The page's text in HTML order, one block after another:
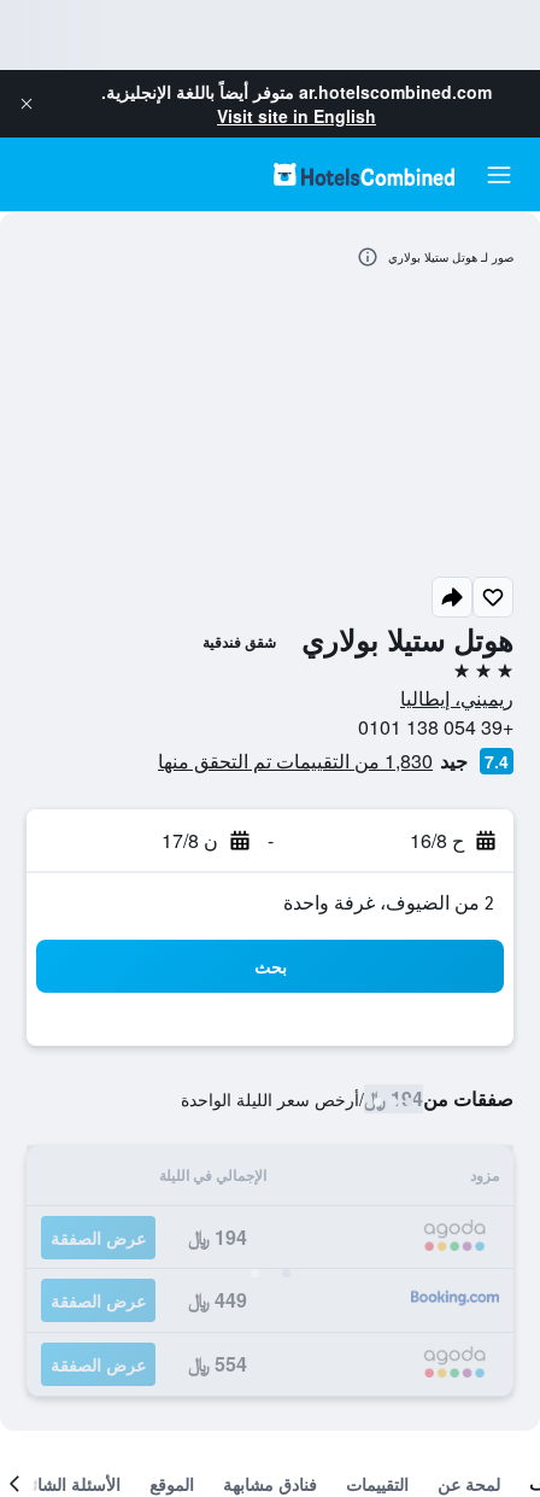
ar.hotelscombined.com متوفر أيضاً باللغة الإنجليزية.
Visit site in English
هوتل ستيلا بولاري شقق فندقية
3 نجوم
ريميني، إيطاليا
+39 054 138 0101
7.4 جيد 1,830 من التقييمات تم التحقق منها
ح 16/8 - ن 17/8
2 من الضيوف، غرفة واحدة
بحث
صفقات من194 ﷼ /أرخص سعر الليلة الواحدة
مزود الإجمالي في الليلة
194 ﷼ عرض الصفقة
449 ﷼ عرض الصفقة
554 ﷼ عرض الصفقة
صور لـ هوتل ستيلا بولاري
لمحة عن التقييمات فنادق مشابهة الموقع الأسئلة الشائعة